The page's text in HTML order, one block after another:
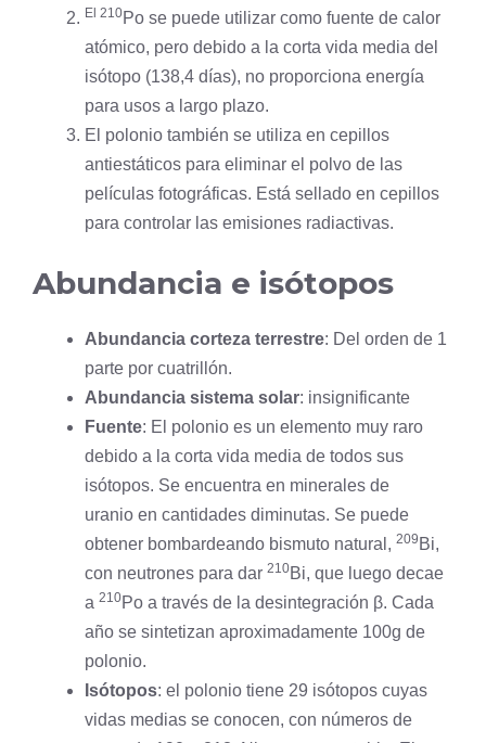
El 210Po se puede utilizar como fuente de calor
atómico, pero debido a la corta vida media del
isótopo (138,4 días), no proporciona energía
para usos a largo plazo.
El polonio también se utiliza en cepillos
antiestáticos para eliminar el polvo de las
películas fotográficas. Está sellado en cepillos
para controlar las emisiones radiactivas.
Abundancia e isótopos
Abundancia corteza terrestre: Del orden de 1
parte por cuatrillón.
Abundancia sistema solar: insignificante
Fuente: El polonio es un elemento muy raro
debido a la corta vida media de todos sus
isótopos. Se encuentra en minerales de
uranio en cantidades diminutas. Se puede
obtener bombardeando bismuto natural, 209 Bi,
con neutrones para dar 210Bi, que luego decae
a 210Po a través de la desintegración β. Cada
año se sintetizan aproximadamente 100g de
polonio.
Isótopos: el polonio tiene 29 isótopos cuyas
vidas medias se conocen, con números de